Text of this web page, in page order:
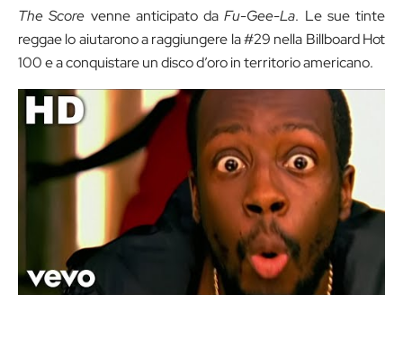
The Score venne anticipato daFu-Gee-La. Le sue tinte
reggae lo aiutarono a raggiungere la #29 nella Billboard Hot
100 e a conquistare un disco d’oro in territorio americano.